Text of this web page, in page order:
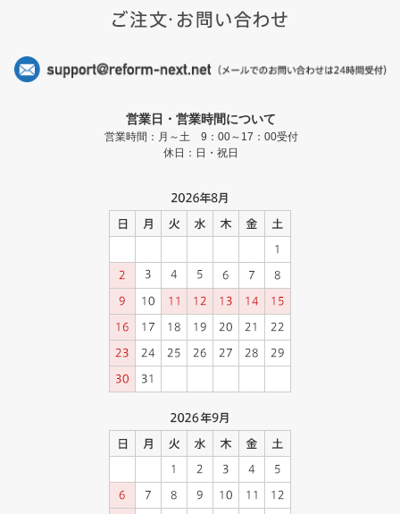
営業日・営業時間について
営業時間：月～土 9：00～17：00受付
休日：日・祝日